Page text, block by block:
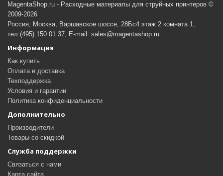
MagentaShop.ru - Расходные материалы для струйных принтеров ©
2009-2026
Россия, Москва, Варшавское шоссе, 28Бс4 этаж 2 комната 1,
тел:(495) 150 01 37, E-mail: sales@magentashop.ru
Информация
Как купить
Оплата и доставка
Техподдержка
Условия и гарантии
Политика конфиденциальности
Дополнительно
Производители
Товары со скидкой
Служба поддержки
Связаться с нами
Карта сайта